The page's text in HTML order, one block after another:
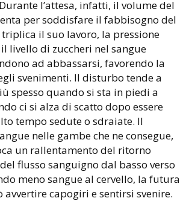
l’attesa, infatti, il volume del
per soddisfare il fabbisogno del
il suo lavoro, la pressione
livello di zuccheri nel sangue
ad abbassarsi, favorendo la
svenimenti. Il disturbo tende a
spesso quando si sta in piedi a
ci si alza di scatto dopo essere
tempo sedute o sdraiate. Il
nelle gambe che ne consegue,
un rallentamento del ritorno
flusso sanguigno dal basso verso
meno sangue al cervello, la futura
capogiri e sentirsi svenire.